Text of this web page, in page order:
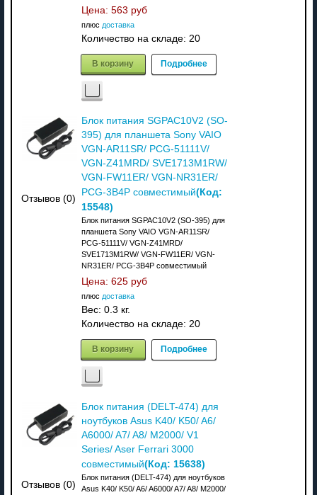
Цена: 563 руб
плюс доставка
Количество на складе: 20
В корзину Подробнее
Отзывов (0)
Блок питания SGPAC10V2 (SO-
395) для планшета Sony VAIO
VGN-AR11SR/ PCG-51111V/
VGN-Z41MRD/ SVE1713M1RW/
VGN-FW11ER/ VGN-NR31ER/
PCG-3B4P совместимый(Код:
15548)
Блок питания SGPAC10V2 (SO-395) для
планшета Sony VAIO VGN-AR11SR/
PCG-51111V/ VGN-Z41MRD/
SVE1713M1RW/ VGN-FW11ER/ VGN-
NR31ER/ PCG-3B4P совместимый
Цена: 625 руб
плюс доставка
Вес: 0.3 кг.
Количество на складе: 20
В корзину Подробнее
Отзывов (0)
Блок питания (DELT-474) для
ноутбуков Asus K40/ K50/ A6/
A6000/ A7/ A8/ M2000/ V1
Series/ Aser Ferrari 3000
совместимый(Код: 15638)
Блок питания (DELT-474) для ноутбуков
Asus K40/ K50/ A6/ A6000/ A7/ A8/ M2000/